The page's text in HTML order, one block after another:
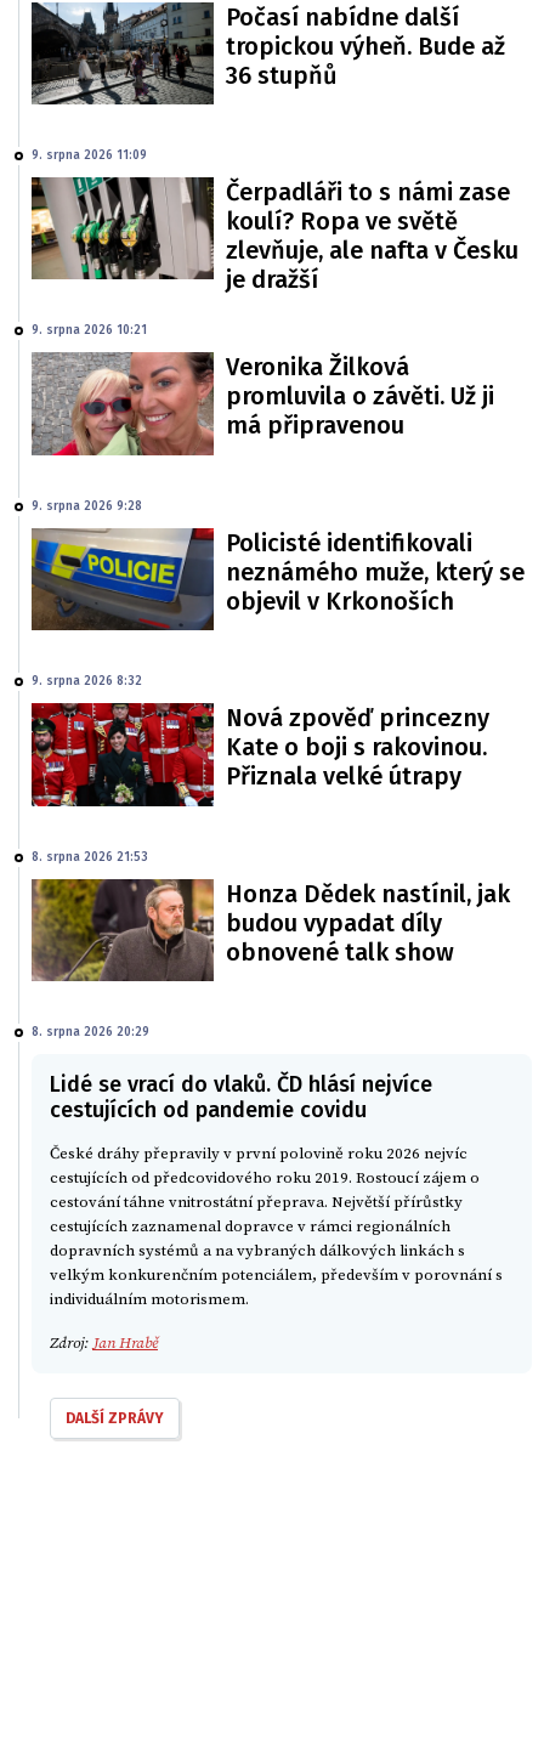
Počasí nabídne další
tropickou výheň. Bude až
36 stupňů
9. srpna 2026 11:09
Čerpadláři to s námi zase
koulí? Ropa ve světě
zlevňuje, ale nafta v Česku
je dražší
9. srpna 2026 10:21
Veronika Žilková
promluvila o závěti. Už ji
má připravenou
9. srpna 2026 9:28
Policisté identifikovali
neznámého muže, který se
objevil v Krkonoších
9. srpna 2026 8:32
Nová zpověď princezny
Kate o boji s rakovinou.
Přiznala velké útrapy
8. srpna 2026 21:53
Honza Dědek nastínil, jak
budou vypadat díly
obnovené talk show
8. srpna 2026 20:29
Lidé se vrací do vlaků. ČD hlásí nejvíce
cestujících od pandemie covidu
České dráhy přepravily v první polovině roku 2026 nejvíc
cestujících od předcovidového roku 2019. Rostoucí zájem o
cestování táhne vnitrostátní přeprava. Největší přírůstky
cestujících zaznamenal dopravce v rámci regionálních
dopravních systémů a na vybraných dálkových linkách s
velkým konkurenčním potenciálem, především v porovnání s
individuálním motorismem.
Zdroj: Jan Hrabě
DALŠÍ ZPRÁVY